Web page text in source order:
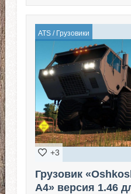
ATS/ Грузовики
+3
Грузовик
A4» версия 1.46